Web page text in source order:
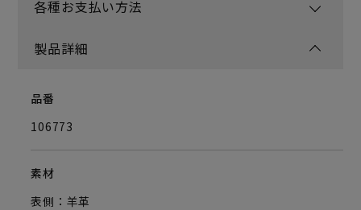
各種お支払い方法
製品詳細
品番
106773
素材
表側：羊革